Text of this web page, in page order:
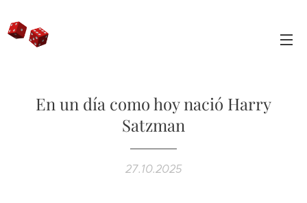
En un día como hoy nació Harry
Satzman
27.10.2025